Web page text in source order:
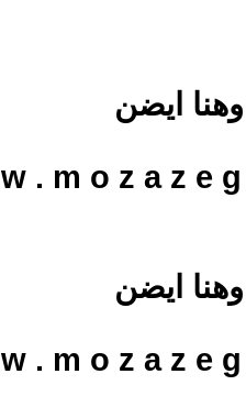
وهنا ايضن
. m o z a z e
وهنا ايضن
. m o z a z e